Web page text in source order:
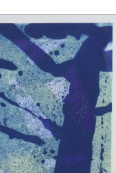
DIDATTICA
SHOP
LE COLLEZIONI
GLI AUTORI
LORENZO VIANI
MOSTRE
EVENTI
PALAZZO DELLE MUSE